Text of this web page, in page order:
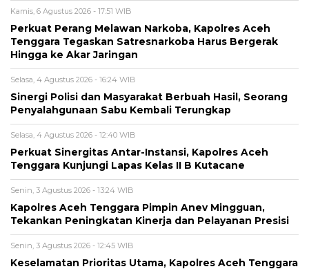
Kamis, 6 Agustus 2026 - 17:51 WIB
Perkuat Perang Melawan Narkoba, Kapolres Aceh
Tenggara Tegaskan Satresnarkoba Harus Bergerak
Hingga ke Akar Jaringan
Selasa, 4 Agustus 2026 - 16:24 WIB
Sinergi Polisi dan Masyarakat Berbuah Hasil, Seorang
Penyalahgunaan Sabu Kembali Terungkap
Selasa, 4 Agustus 2026 - 12:40 WIB
Perkuat Sinergitas Antar-Instansi, Kapolres Aceh
Tenggara Kunjungi Lapas Kelas II B Kutacane
Senin, 3 Agustus 2026 - 13:24 WIB
Kapolres Aceh Tenggara Pimpin Anev Mingguan,
Tekankan Peningkatan Kinerja dan Pelayanan Presisi
Senin, 3 Agustus 2026 - 12:45 WIB
Keselamatan Prioritas Utama, Kapolres Aceh Tenggara